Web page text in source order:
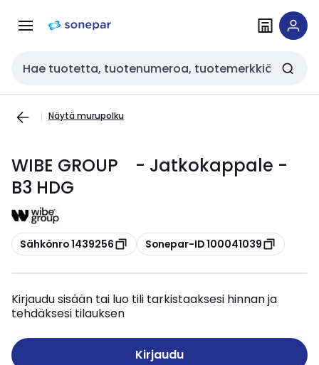
navigointiinsisältöön
Haku
Näytä murupolku
WIBE GROUP - Jatkokappale -
B3 HDG
Kopioi
Sähkönro 1439256 Kopioi
Sonepar-ID 100041039
Kirjaudu sisään tai luo tili tarkistaaksesi hinnan ja
tehdäksesi tilauksen
Kirjaudu